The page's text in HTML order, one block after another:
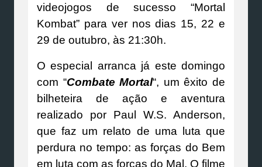
videojogos de sucesso “Mortal
Kombat” para ver nos dias 15, 22 e
29 de outubro, às 21:30h.
O especial arranca já este domingo
com “Combate Mortal“, um êxito de
bilheteira de ação e aventura
realizado por Paul W.S. Anderson,
que faz um relato de uma luta que
perdura no tempo: as forças do Bem
em luta com as forças do Mal. O filme